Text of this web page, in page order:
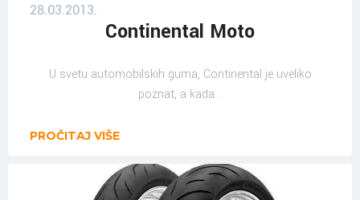
28.03.2013.
Continental Moto
U svetu automobilskih guma, Continental je uveliko
poznat, a kada...
PROČITAJ VIŠE